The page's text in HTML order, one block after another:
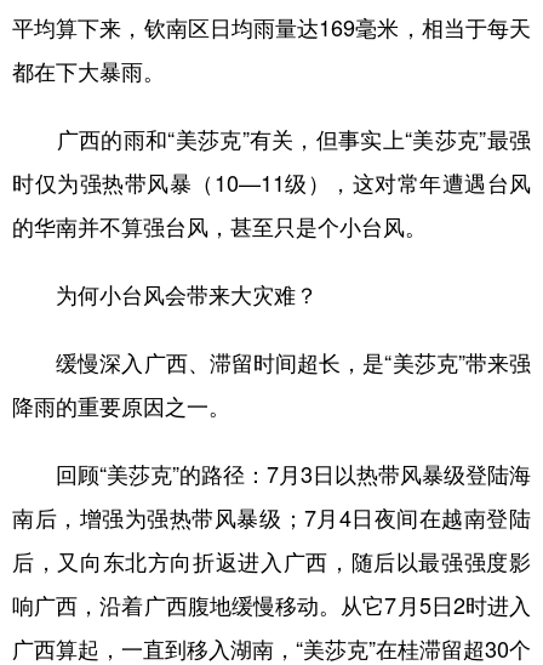
山东
四川 贵州 云南 西藏
多语种频道
English Español
Русский язык
Deutsch Português
平均算下来，钦南区日均雨量达169毫米，相当于每天
都在下大暴雨。
广西的雨和“美莎克”有关，但事实上“美莎克”最强
时仅为强热带风暴（10—11级），这对常年遭遇台风
的华南并不算强台风，甚至只是个小台风。
为何小台风会带来大灾难？
缓慢深入广西、滞留时间超长，是“美莎克”带来强
降雨的重要原因之一。
回顾“美莎克”的路径：7月3日以热带风暴级登陆海
南后，增强为强热带风暴级；7月4日夜间在越南登陆
后，又向东北方向折返进入广西，随后以最强强度影
响广西，沿着广西腹地缓慢移动。从它7月5日2时进入
广西算起，一直到移入湖南，“美莎克”在桂滞留超30个